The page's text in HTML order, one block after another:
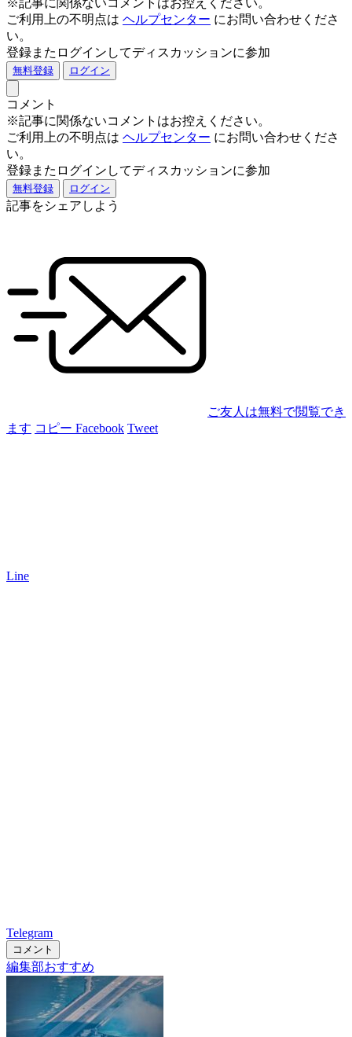
※記事に関係ないコメントはお控えください。
ご利用上の不明点は ヘルプセンター にお問い合わせくださ
い。
登録またログインしてディスカッションに参加
無料登録 ログイン
コメント
※記事に関係ないコメントはお控えください。
ご利用上の不明点は ヘルプセンター にお問い合わせくださ
い。
登録またログインしてディスカッションに参加
無料登録 ログイン
記事をシェアしよう
ご友人は無料で閲覧でき
ます コピー Facebook Tweet
Line
Telegram
コメント
編集部おすすめ